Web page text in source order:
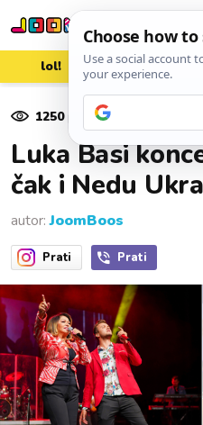
lol! aww
1250pregleda
Luka Basi
čak i Nedu
autor:JoomBoos
Prati Prati